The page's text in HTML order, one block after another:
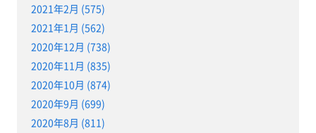
2021年2月 (575)
2021年1月 (562)
2020年12月 (738)
2020年11月 (835)
2020年10月 (874)
2020年9月 (699)
2020年8月 (811)